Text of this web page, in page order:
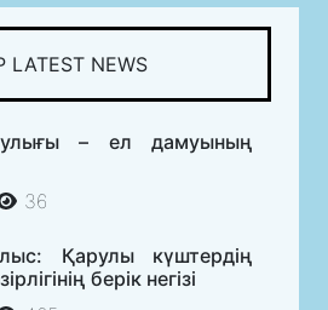
LATEST NEWS
– ел дамуының
36
Қарулы күштердің
берік негізі